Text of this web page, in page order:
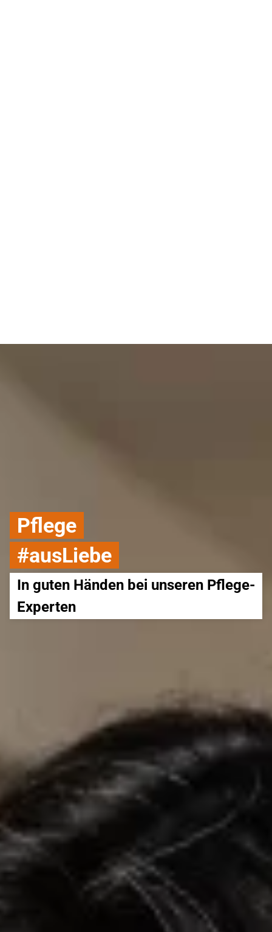
Pflege
#ausLiebe
In guten Händen bei unseren Pflege-
Experten